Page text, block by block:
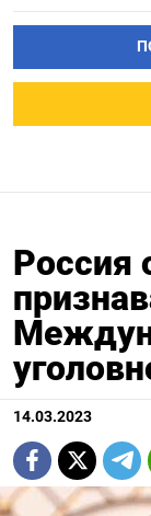
Россия
14.03.2023